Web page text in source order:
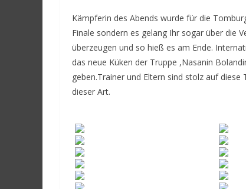
Kämpferin des Abends wurde für die
Finale sondern es gelang Ihr sogar über die
überzeugen und so hieß es am Ende.
das neue Küken der Truppe ,Nasanin
geben.Trainer und Eltern sind stolz auf
dieser Art.